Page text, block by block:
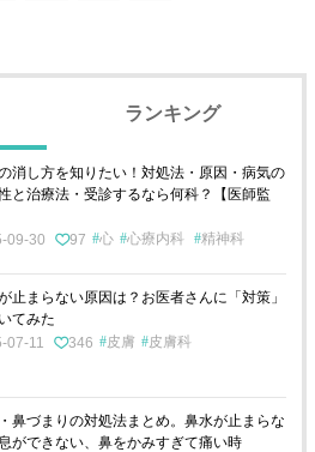
ランキング
消し方を知りたい！対処法・原因・病気の
と治療法・受診するなら何科？【医師監
09-30
97 心 心療内科 精神科
止まらない原因は？お医者さんに「対策」
てみた
07-11
346 皮膚 皮膚科
鼻づまりの対処法まとめ。鼻水が止まらな
ができない、鼻をかみすぎて痛い時